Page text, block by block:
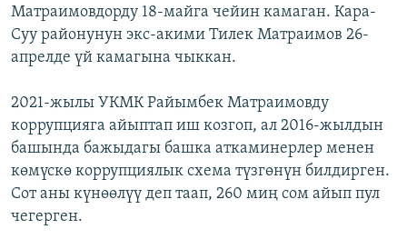
Матраимовдорду 18-майга чейин камаган. Кара-
Суу районунун экс-акими Тилек Матраимов 26-
апрелде үй камагына чыккан.
2021-жылы УКМК Райымбек Матраимовду
коррупцияга айыптап иш козгоп, ал 2016-жылдын
башында бажыдагы башка аткаминерлер менен
көмүскө коррупциялык схема түзгөнүн билдирген.
Сот аны күнөөлүү деп таап, 260 миң сом айып пул
чегерген.